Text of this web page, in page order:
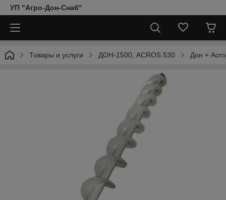
УП "Агро-Дон-Снаб"
Товары и услуги ДОН-1500, АCROS 530 Дон +